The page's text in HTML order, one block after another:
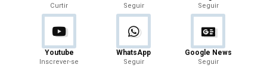
Curtir Seguir Seguir
Youtube
Inscrever-se
WhatsApp
Seguir
Google News
Seguir